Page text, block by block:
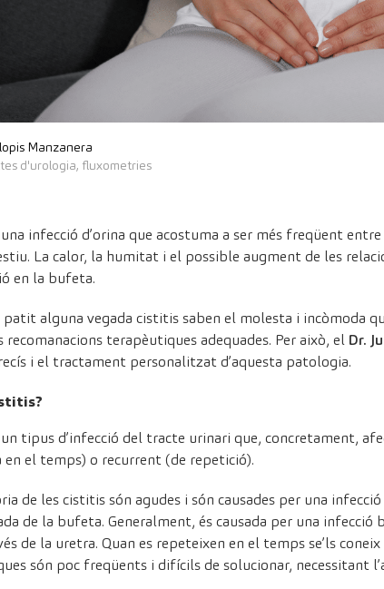
Manzanera
d'urologia, fluxometries
infecció d’orina que acostuma a ser més freqüent
La calor, la humitat i el possible augment de les
en la bufeta.
patit alguna vegada cistitis saben el molesta i incòmoda
recomanacions terapèutiques adequades. Per això, el Dr.
i el tractament personalitzat d’aquesta patologia.
tipus d’infecció del tracte urinari que, concretament,
el temps) o recurrent (de repetició).
de les cistitis són agudes i són causades per una
de la bufeta. Generalment, és causada per una infecció
de la uretra. Quan es repeteixen en el temps se’ls
són poc freqüents i difícils de solucionar, necessitant